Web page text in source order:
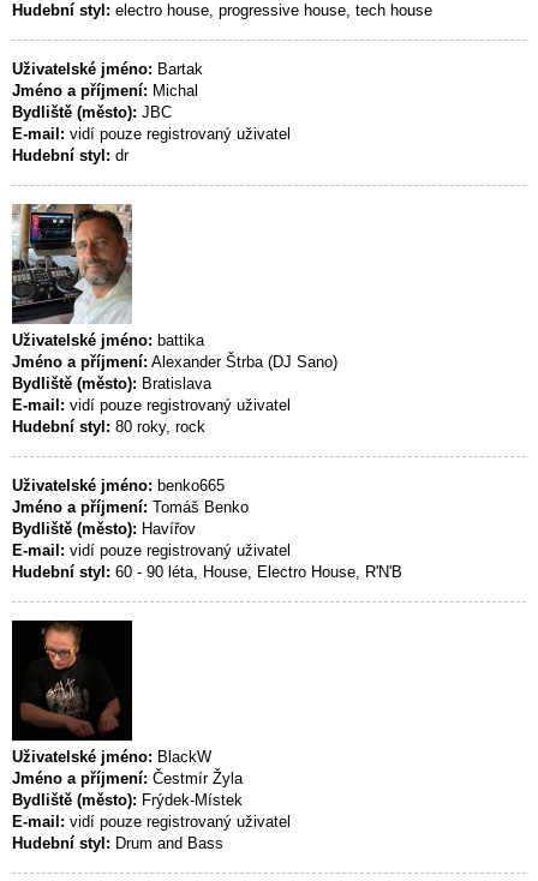
Hudební styl: electro house, progressive house, tech house
Uživatelské jméno: Bartak
Jméno a příjmení: Michal
Bydliště (město): JBC
E-mail: vidí pouze registrovaný uživatel
Hudební styl: dr
Uživatelské jméno: battika
Jméno a příjmení: Alexander Štrba (DJ Sano)
Bydliště (město): Bratislava
E-mail: vidí pouze registrovaný uživatel
Hudební styl: 80 roky, rock
Uživatelské jméno: benko665
Jméno a příjmení: Tomáš Benko
Bydliště (město): Havířov
E-mail: vidí pouze registrovaný uživatel
Hudební styl: 60 - 90 léta, House, Electro House, R'N'B
Uživatelské jméno: BlackW
Jméno a příjmení: Čestmír Žyla
Bydliště (město): Frýdek-Místek
E-mail: vidí pouze registrovaný uživatel
Hudební styl: Drum and Bass